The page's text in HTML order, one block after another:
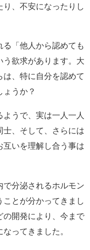
、不安になったりし
「他人から認めても
う欲求があります。大
、特に自分を認めて
ょうか？
ようで、実は一人一人
、そして、さらには
互いを理解し合う事は
分泌されるホルモン
とが分かってきまし
の開発により、今まで
ってきました。